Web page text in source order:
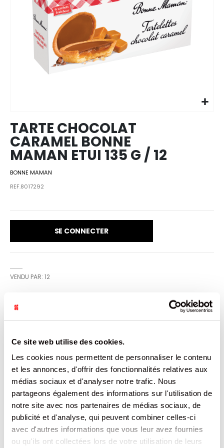
Ce site web utilise des cookies.
Les cookies nous permettent de personnaliser le contenu
et les annonces, d'offrir des fonctionnalités relatives aux
médias sociaux et d'analyser notre trafic. Nous
partageons également des informations sur l'utilisation de
notre site avec nos partenaires de médias sociaux, de
publicité et d'analyse, qui peuvent combiner celles-ci
avec d'autres informations que vous leur avez fournies
ou qu'ils ont collectées lors de votre utilisation de leurs
images
gallery
TARTE CHOCOLAT
CARAMEL BONNE
MAMAN ETUI 135 G / 12
BONNE MAMAN
REF.8017292
SE CONNECTER
VENDU PAR: 12
chocolat caramel Bonne Maman : un biscuit croquant
recouvert de caramel fondant, associé au croquant du
chocolat au lait. Pour préserver toute sa saveur et sa
croustillance, chaque tartelette Bonne Maman est
emballée avec soin dans son petit sachet fraicheur.
CARACTÉRISTIQUES
DOCUMENTATION